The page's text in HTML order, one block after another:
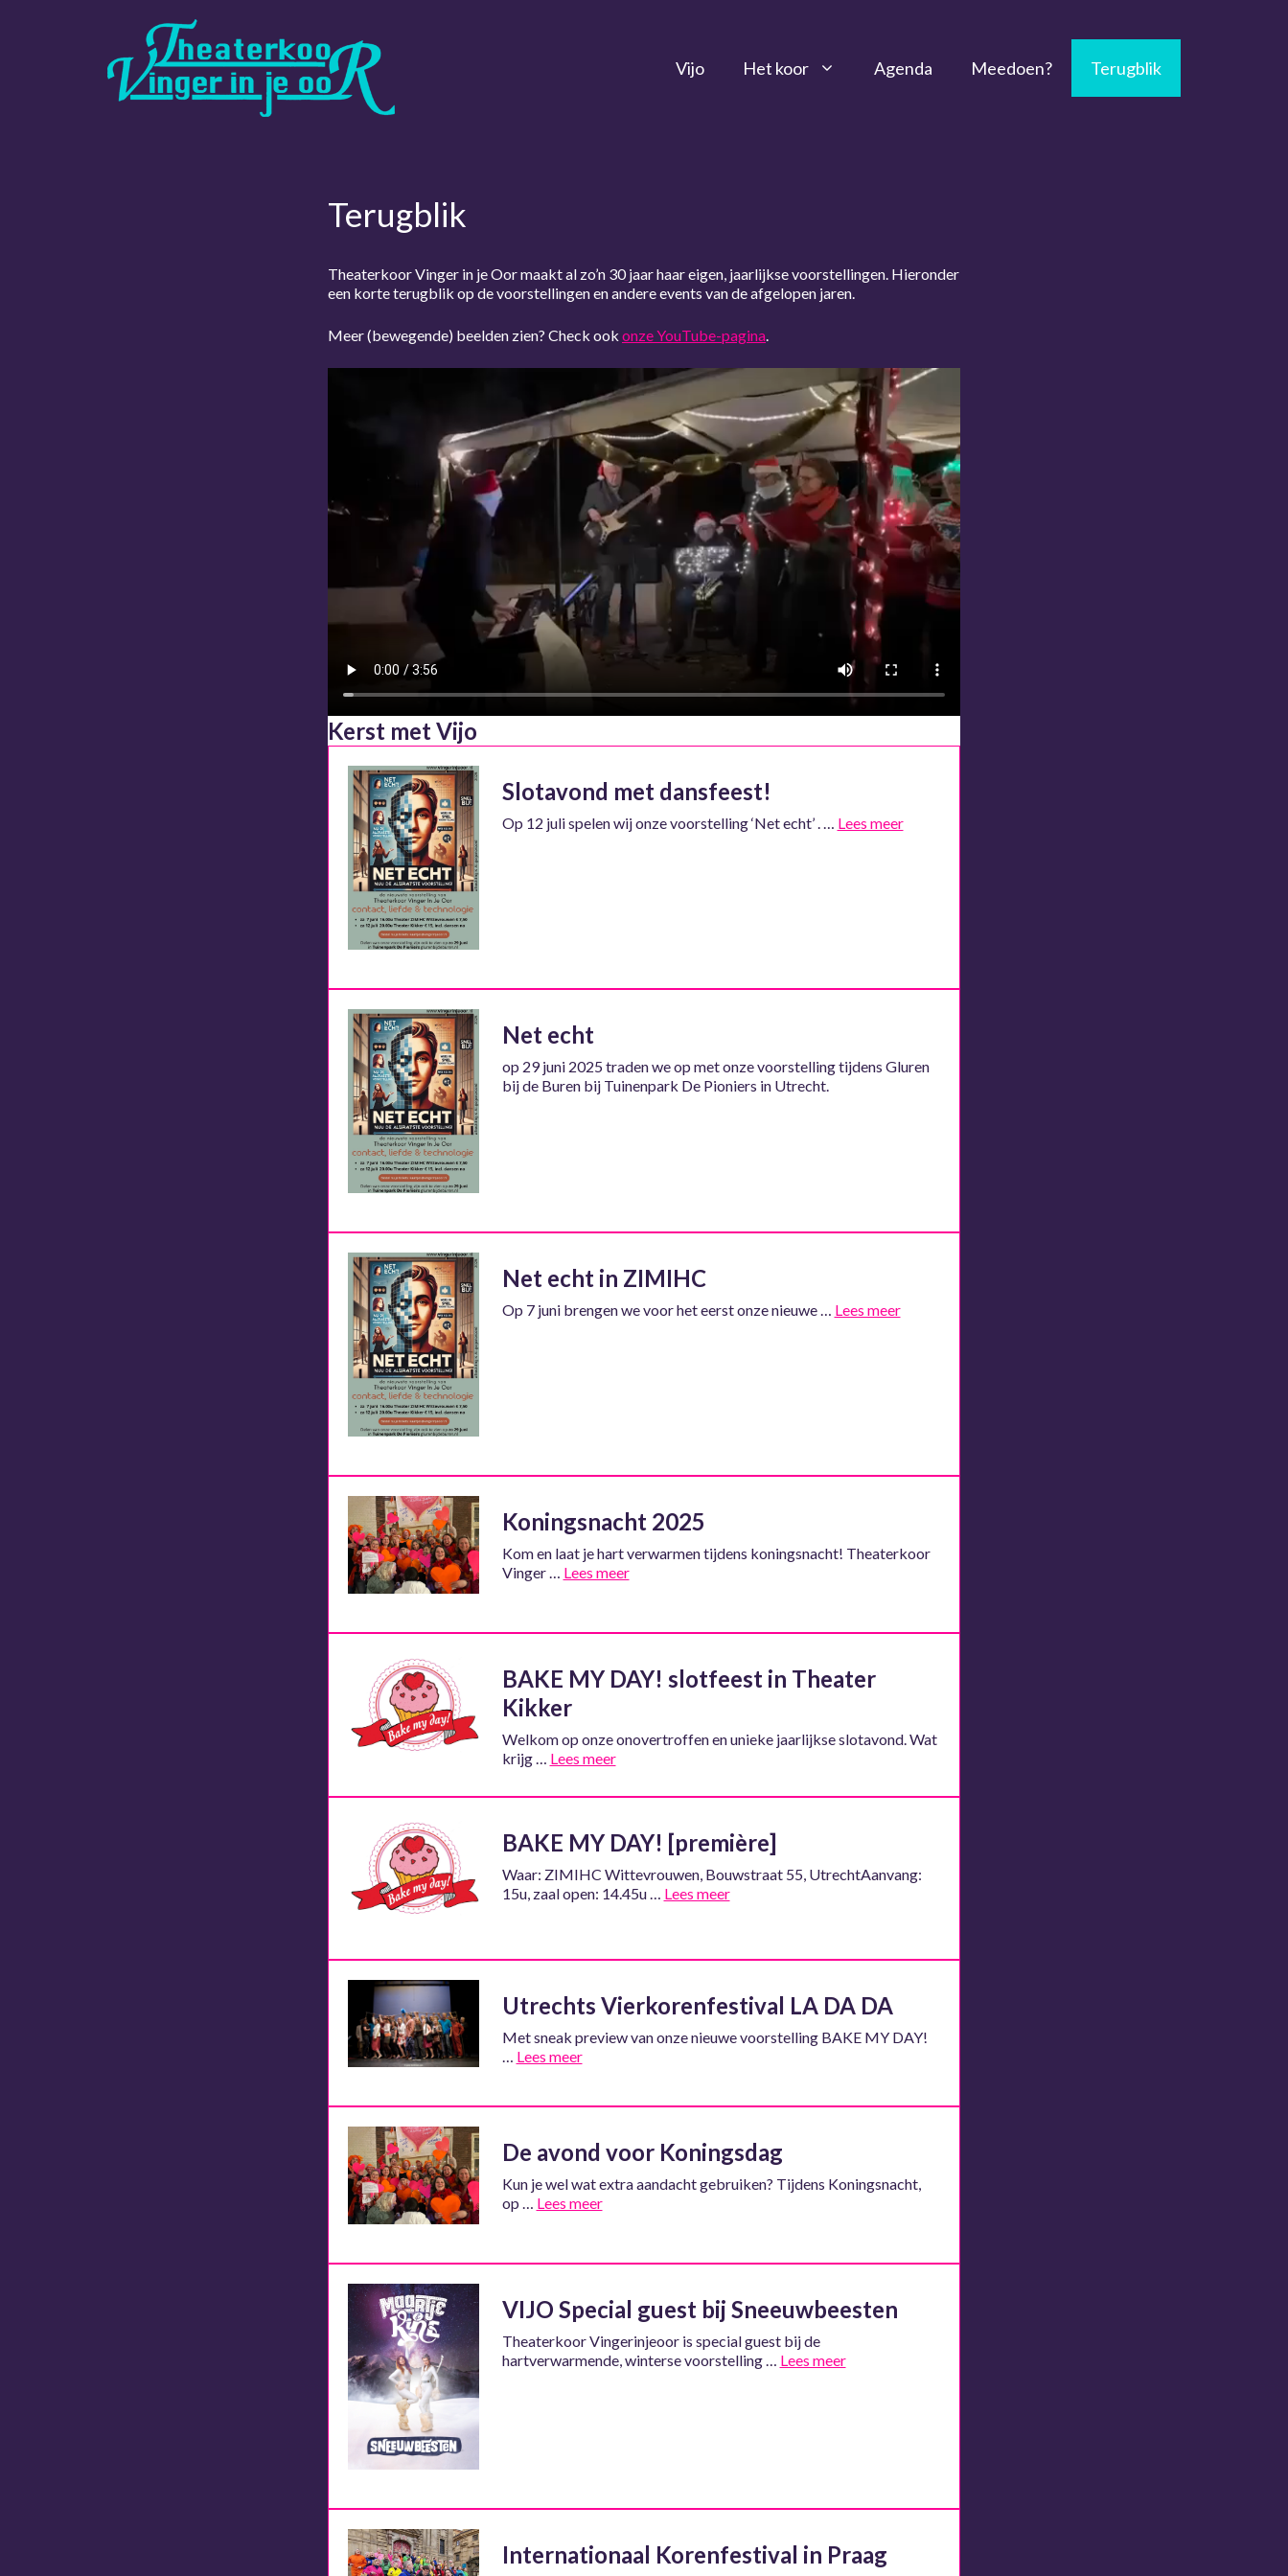
Vijo Het koor Agenda Meedoen? Terugblik
Terugblik
Theaterkoor Vinger in je Oor maakt al zo’n 30 jaar haar eigen, jaarlijkse voorstellingen. Hieronder
een korte terugblik op de voorstellingen en andere events van de afgelopen jaren.
Meer (bewegende) beelden zien? Check ook onze YouTube-pagina.
Kerst met Vijo
Slotavond met dansfeest!
Op 12 juli spelen wij onze voorstelling ‘Net echt’ . … Lees meer
Net echt
op 29 juni 2025 traden we op met onze voorstelling tijdens Gluren
bij de Buren bij Tuinenpark De Pioniers in Utrecht.
Net echt in ZIMIHC
Op 7 juni brengen we voor het eerst onze nieuwe … Lees meer
Koningsnacht 2025
Kom en laat je hart verwarmen tijdens koningsnacht! Theaterkoor
Vinger … Lees meer
BAKE MY DAY! slotfeest in Theater
Kikker
Welkom op onze onovertroffen en unieke jaarlijkse slotavond. Wat
krijg … Lees meer
BAKE MY DAY! [première]
Waar: ZIMIHC Wittevrouwen, Bouwstraat 55, UtrechtAanvang:
15u, zaal open: 14.45u … Lees meer
Utrechts Vierkorenfestival LA DA DA
Met sneak preview van onze nieuwe voorstelling BAKE MY DAY!
… Lees meer
De avond voor Koningsdag
Kun je wel wat extra aandacht gebruiken? Tijdens Koningsnacht,
op … Lees meer
VIJO Special guest bij Sneeuwbeesten
Theaterkoor Vingerinjeoor is special guest bij de
hartverwarmende, winterse voorstelling … Lees meer
Internationaal Korenfestival in Praag